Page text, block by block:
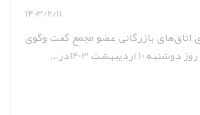
1403/2/11
بازرگانی عضو مجمع گفت وگوی